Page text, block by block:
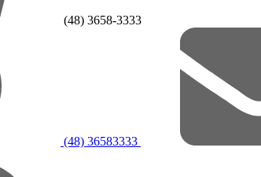
(48) 3658-3333
(48) 36583333